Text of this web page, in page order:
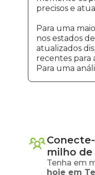
precisos e
Para uma
nos estados de
atualizados
recentes para
Para uma
milho de
Tenha em
hoje em